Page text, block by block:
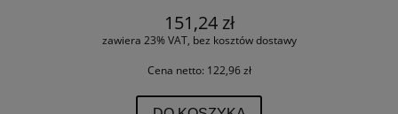
151,24 zł
zawiera 23% VAT, bez kosztów dostawy
Cena netto: 122,96 zł